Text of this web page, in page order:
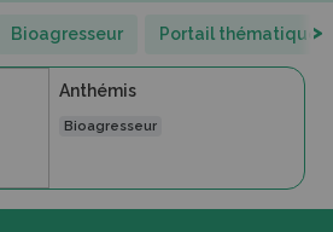
Bioagresseur Portail thématique>
Anthémis
Bioagresseur